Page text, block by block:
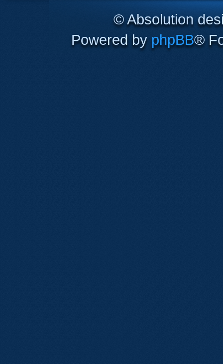
© Absolution
Powered by phpBB®